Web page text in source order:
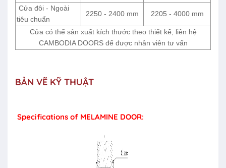
Cửa đôi - Ngoài
tiêu chuẩn
2250 - 2400 mm 2205 - 4000 mm
Cửa có thể sản xuất kích thước theo thiết kế, liên hệ
CAMBODIA DOORS để được nhân viên tư vấn
BẢN VẼ KỸ THUẬT
Specifications of MELAMINE DOOR: